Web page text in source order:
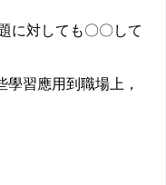
に対しても〇〇して
習應用到職場上，